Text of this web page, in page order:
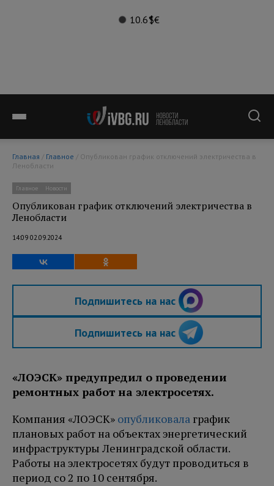
10.6°$€
Главная / Главное
Ленобласти
Главное Новости
Опубликован график отключений электричества в
Ленобласти
14:09 02.09.2024
Подпишитесь на нас
Подпишитесь на нас
«ЛОЭСК» предупредил о проведении
ремонтных работ на электросетях.
Компания «ЛОЭСК» опубликовала график
плановых работ на объектах энергетический
инфраструктуры Ленинградской области.
Работы на электросетях будут проводиться в
период со 2 по 10 сентября.